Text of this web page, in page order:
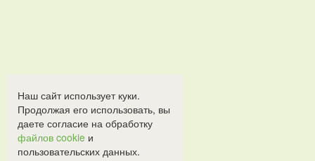
Наш сайт использует куки.
Продолжая его использовать, вы
даете согласие на обработку
файлов cookie и
пользовательских данных.